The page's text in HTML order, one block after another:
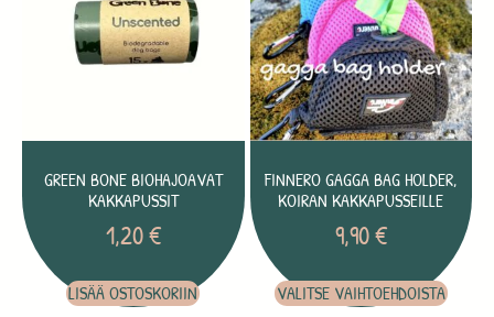
GREEN BONE BIOHAJOAVAT
KAKKAPUSSIT
1,20€
LISÄÄ OSTOSKORIIN
FINNERO GAGGA BAG HOLDER,
KOIRAN KAKKAPUSSEILLE
9,90€
VALITSE VAIHTOEHDOISTA